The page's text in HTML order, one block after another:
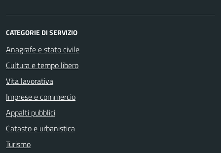
CATEGORIE DI SERVIZIO
Anagrafe e stato civile
Cultura e tempo libero
Vita lavorativa
Imprese e commercio
Appalti pubblici
Catasto e urbanistica
Turismo